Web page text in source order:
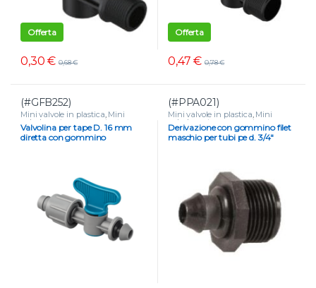
Offerta
0,30€ 0,68€
Offerta
0,47€ 0,78€
(#GFB252)
Mini valvole in plastica, Mini
valvole portagomma e tape
VALVOLE
Valvolina per tape D. 16 mm
diretta con gommino
(#PPA021)
Mini valvole in plastica, Mini
valvole portagomma e tape
Piccola raccorderia per tubo,
VALVOLE
Derivazione con gommino filet
maschio per tubi pe d. 3/4″